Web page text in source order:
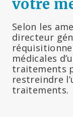
votre
Selon les
directeur
médicales
traitements
restreindre
traitements.